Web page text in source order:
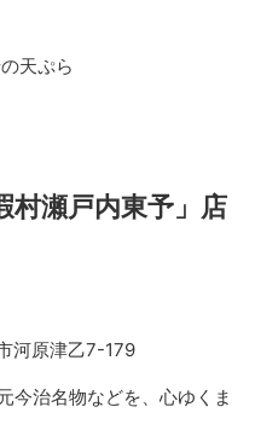
天ぷら
村瀬戸内東予」店
河原津乙7-179
今治名物などを、心ゆくま